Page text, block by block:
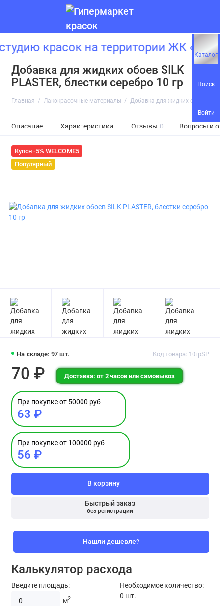
Каталог
Поиск
Войти
красок на территории ЖК
Добавка для жидких обоев SILK
PLASTER, блестки серебро 10 гр
Главная Лакокрасочные материалы Добавка для жидких обоев SILK
Описание Характеристики Отзывы 0 Вопросы и
Купон -5% WELCOME5
Популярный
На складе: 97 шт. Код товара: 10грSP
70 ₽ Доставка: от 2 часов или самовывоз
При покупке от 50000 руб
63 ₽
При покупке от 100000 руб
56 ₽
В корзину
Быстрый заказ
без регистрации
Нашли дешевле?
Калькулятор расхода
Введите площадь:
м2
Необходимое количество:
0 шт.